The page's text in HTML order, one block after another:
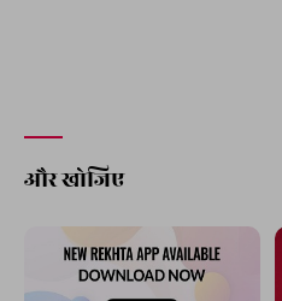
और खोजिए